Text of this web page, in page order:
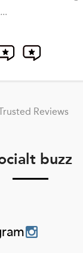
Reviews
buzz